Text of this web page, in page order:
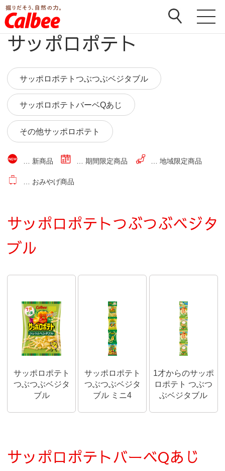
ホーム > 商品
サッポロポテト
サッポロポテトつぶつぶベジタブル
サッポロポテトバーベQあじ
その他サッポロポテト
… 新商品 … 期間限定商品 … 地域限定商品
… おみやげ商品
サッポロポテトつぶつぶベジタ
ブル
サッポロポテト
つぶつぶベジタ
ブル
サッポロポテト
つぶつぶベジタ
ブル ミニ4
1才からのサッポ
ロポテト つぶつ
ぶベジタブル
サッポロポテトバーベQあじ